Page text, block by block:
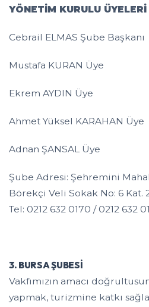
YÖNETİM KURULU ÜYELERİ
Cebrail ELMAS Şube Başkanı
Mustafa KURAN Üye
Ekrem AYDIN Üye
Ahmet Yüksel KARAHAN Üye
Adnan ŞANSAL Üye
Şube Adresi: Şehremini
Börekçi Veli Sokak No: 6 Kat.
Tel: 0212 632 0170 / 0212 632
3. BURSA ŞUBESİ
Vakfımızın amacı
yapmak, turizmine katkı